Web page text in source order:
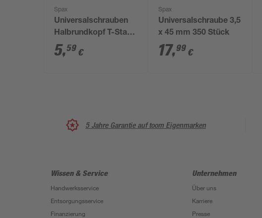
Spax
Universalschrauben
Halbrundkopf T-Star
plus T10 Stahl Ø 3 x
16 mm 100 Stück
5,59 €
Spax
Universalschraube 3,5
x 45 mm 350 Stück
17,99 €
5 Jahre Garantie auf toom Eigenmarken
Wissen & Service
Handwerksservice
Entsorgungsservice
Finanzierung
Unternehmen
Über uns
Karriere
Presse